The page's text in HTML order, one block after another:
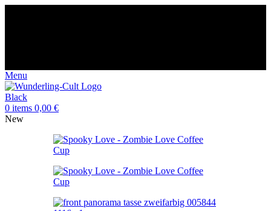
Menu
0 items 0,00 €
New